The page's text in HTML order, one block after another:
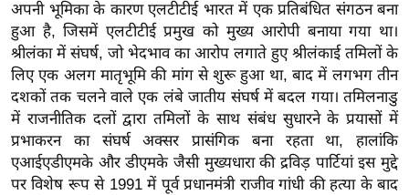
हि
त्य
ज
ग
त
ऑ
टो
व
अपनी भूमिका के कारण एलटीटीई भारत में एक प्रतिबंधित संगठन बना
हुआ है, जिसमें एलटीटीई प्रमुख को मुख्य आरोपी बनाया गया था।
श्रीलंका में संघर्ष, जो भेदभाव का आरोप लगाते हुए श्रीलंकाई तमिलों के
लिए एक अलग मातृभूमि की मांग से शुरू हुआ था, बाद में लगभग तीन
दशकों तक चलने वाले एक लंबे जातीय संघर्ष में बदल गया। तमिलनाडु
में राजनीतिक दलों द्वारा तमिलों के साथ संबंध सुधारने के प्रयासों में
प्रभाकरन का संघर्ष अक्सर प्रासंगिक बना रहता था, हालांकि
एआईएडीएमके और डीएमके जैसी मुख्यधारा की द्रविड़ पार्टियां इस मुद्दे
पर विशेष रूप से 1991 में पूर्व प्रधानमंत्री राजीव गांधी की हत्या के बाद